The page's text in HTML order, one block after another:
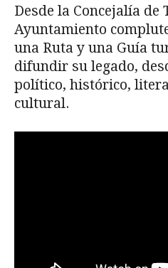
Desde la Concejalía de
Ayuntamiento
una Ruta y una Guía
difundir su legado,
político, histórico,
cultural.